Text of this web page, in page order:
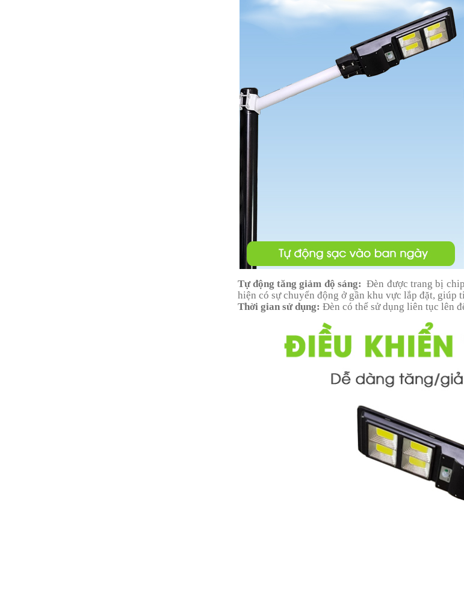
Tự động tăng giảm độ sáng: Đèn được trang bị
hiện có sự chuyển động ở gần khu vực lắp đặt, giúp
Thời gian sử dụng: Đèn có thể sử dụng liên tục lên